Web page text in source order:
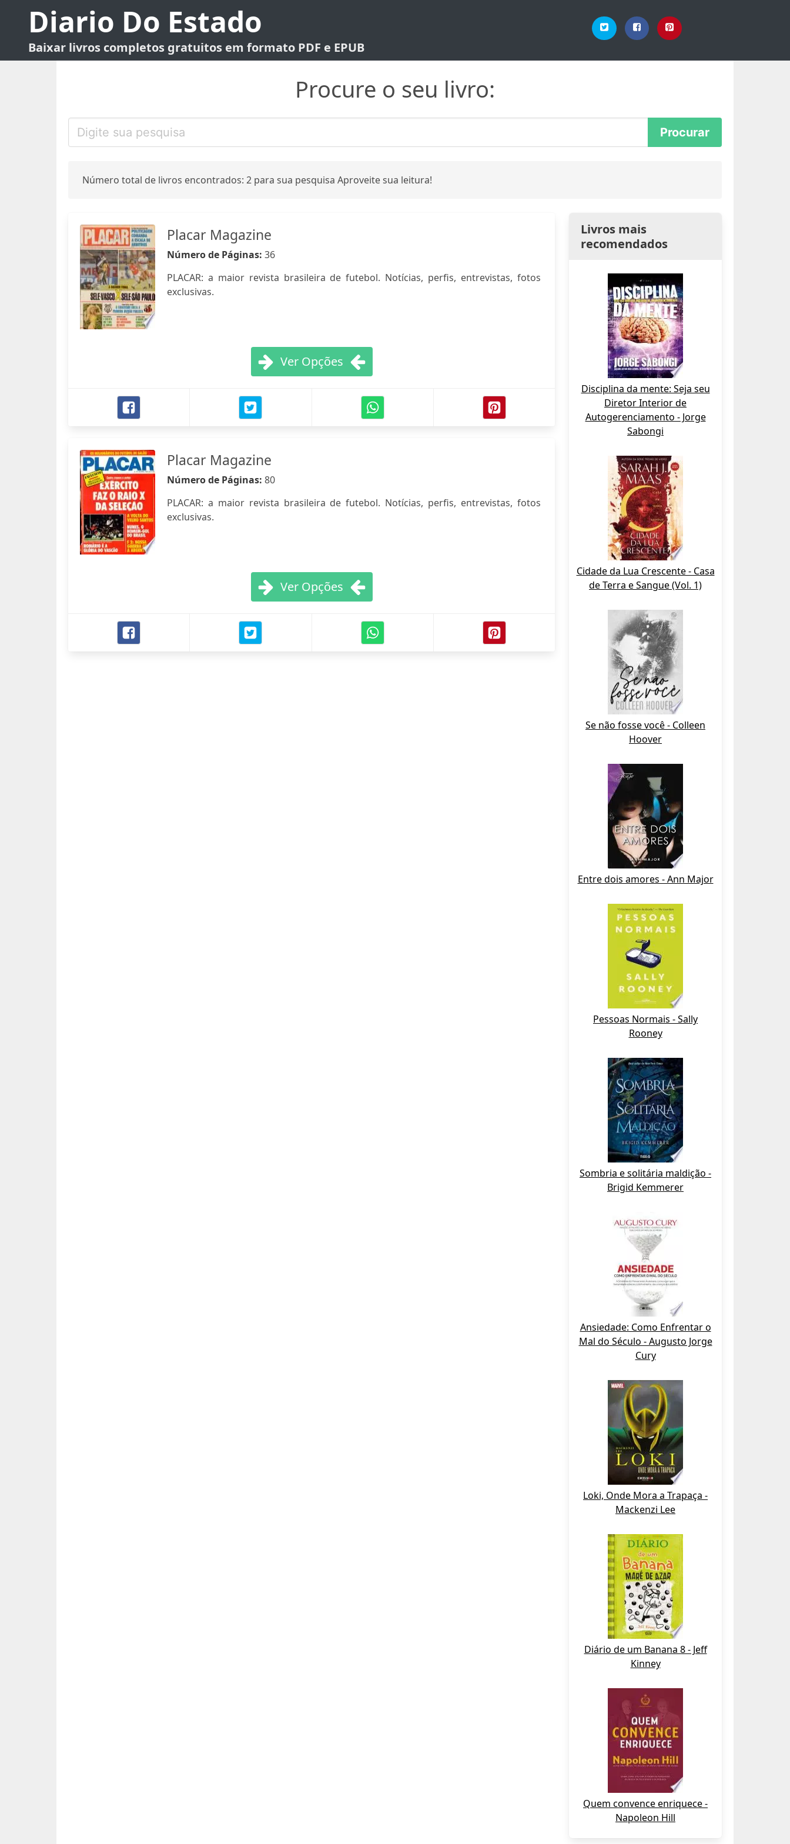
Diario Do Estado
Baixar livros completos gratuitos em formato PDF e EPUB
Procure o seu livro:
Número total de livros encontrados: 2 para sua pesquisa Aproveite sua leitura!
Placar Magazine
Número de Páginas: 36
PLACAR: a maior revista brasileira de futebol. Notícias, perfis, entrevistas, fotos
exclusivas.
Ver Opções
Placar Magazine
Número de Páginas: 80
PLACAR: a maior revista brasileira de futebol. Notícias, perfis, entrevistas, fotos
exclusivas.
Ver Opções
Livros mais
recomendados
Disciplina da mente: Seja seu
Diretor Interior de
Autogerenciamento - Jorge
Sabongi
Cidade da Lua Crescente - Casa
de Terra e Sangue (Vol. 1)
Se não fosse você - Colleen
Hoover
Entre dois amores - Ann Major
Pessoas Normais - Sally
Rooney
Sombria e solitária maldição -
Brigid Kemmerer
Ansiedade: Como Enfrentar o
Mal do Século - Augusto Jorge
Cury
Loki, Onde Mora a Trapaça -
Mackenzi Lee
Diário de um Banana 8 - Jeff
Kinney
Quem convence enriquece -
Napoleon Hill